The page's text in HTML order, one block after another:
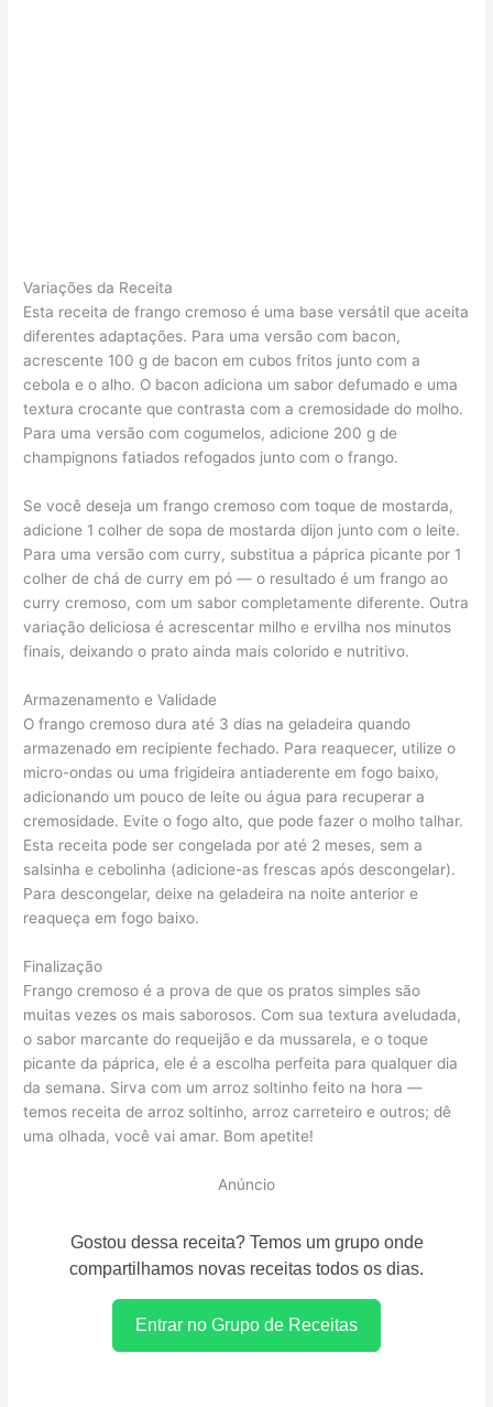
Variações da Receita
Esta receita de frango cremoso é uma base versátil que aceita
diferentes adaptações. Para uma versão com bacon,
acrescente 100 g de bacon em cubos fritos junto com a
cebola e o alho. O bacon adiciona um sabor defumado e uma
textura crocante que contrasta com a cremosidade do molho.
Para uma versão com cogumelos, adicione 200 g de
champignons fatiados refogados junto com o frango.
Se você deseja um frango cremoso com toque de mostarda,
adicione 1 colher de sopa de mostarda dijon junto com o leite.
Para uma versão com curry, substitua a páprica picante por 1
colher de chá de curry em pó — o resultado é um frango ao
curry cremoso, com um sabor completamente diferente. Outra
variação deliciosa é acrescentar milho e ervilha nos minutos
finais, deixando o prato ainda mais colorido e nutritivo.
Armazenamento e Validade
O frango cremoso dura até 3 dias na geladeira quando
armazenado em recipiente fechado. Para reaquecer, utilize o
micro-ondas ou uma frigideira antiaderente em fogo baixo,
adicionando um pouco de leite ou água para recuperar a
cremosidade. Evite o fogo alto, que pode fazer o molho talhar.
Esta receita pode ser congelada por até 2 meses, sem a
salsinha e cebolinha (adicione-as frescas após descongelar).
Para descongelar, deixe na geladeira na noite anterior e
reaqueça em fogo baixo.
Finalização
Frango cremoso é a prova de que os pratos simples são
muitas vezes os mais saborosos. Com sua textura aveludada,
o sabor marcante do requeijão e da mussarela, e o toque
picante da páprica, ele é a escolha perfeita para qualquer dia
da semana. Sirva com um arroz soltinho feito na hora —
temos receita de arroz soltinho, arroz carreteiro e outros; dê
uma olhada, você vai amar. Bom apetite!
Anúncio
Gostou dessa receita? Temos um grupo onde
compartilhamos novas receitas todos os dias.
Entrar no Grupo de Receitas